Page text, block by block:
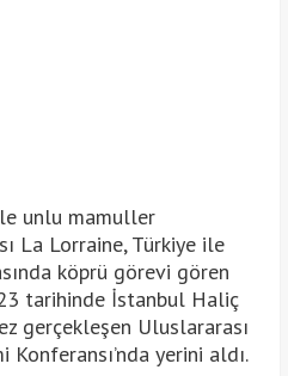
unlu mamuller
La Lorraine, Türkiye ile
köprü görevi gören
tarihinde İstanbul Haliç
gerçekleşen Uluslararası
yerini aldı.